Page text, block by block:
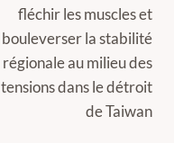
fléchir les muscles et
bouleverser la stabilité
régionale au milieu des
tensions dans le détroit
de Taiwan